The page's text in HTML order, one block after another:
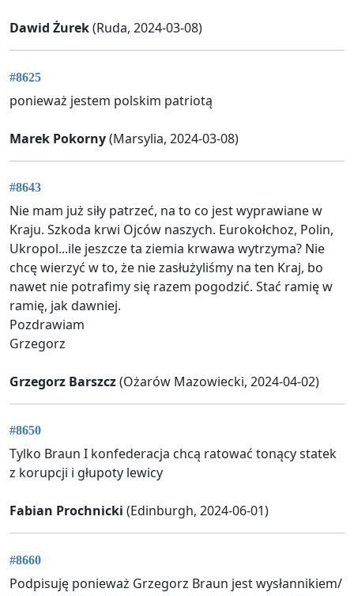
Dawid Żurek(Ruda, 2024-03-08)
#8625
ponieważ jestem polskim patriotą
Marek Pokorny(Marsylia, 2024-03-08)
#8643
Nie mam już siły patrzeć, na to co jest wyprawiane w
Kraju. Szkoda krwi Ojców naszych. Eurokołchoz, Polin,
Ukropol...ile jeszcze ta ziemia krwawa wytrzyma? Nie
chcę wierzyć w to, że nie zasłużyliśmy na ten Kraj, bo
nawet nie potrafimy się razem pogodzić. Stać ramię w
ramię, jak dawniej.
Pozdrawiam
Grzegorz
Grzegorz Barszcz(Ożarów Mazowiecki, 2024-04-02)
#8650
Tylko Braun I konfederacja chcą ratować tonący statek
z korupcji i głupoty lewicy
Fabian Prochnicki (Edinburgh, 2024-06-01)
#8660
Podpisuję ponieważ Grzegorz Braun jest wysłannikiem/